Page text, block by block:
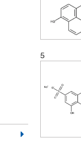
5